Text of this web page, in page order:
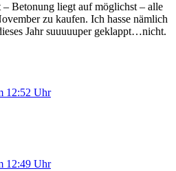
Betonung liegt auf möglichst – alle
zu kaufen. Ich hasse nämlich
Jahr suuuuuper geklappt…nicht.
12:52 Uhr
12:49 Uhr